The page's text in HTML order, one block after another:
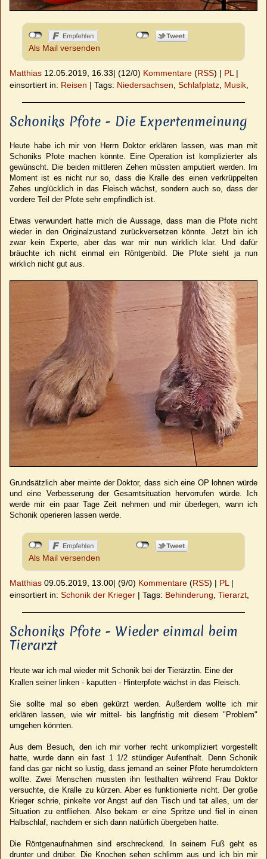
Als Mail versenden
Matthias 12.05.2019, 16.33| (12/0) Kommentare (RSS) | PL |
einsortiert in: Reisen | Tags: Niedersachsen Schlafplatz Musik
Schoniks Pfote - Die Expertenmeinung
Heute habe ich mir von Herrn Doktor erklären lassen, was man mit
Schoniks Pfote machen könnte. Eine Operation ist komplizierter als
gewünscht. Die beiden mittleren Zehen müssten amputiert werden. Im
Moment ist es nicht nur so, dass die Kralle des einen verkrüppelten
Zehes unglücklich in das Fleisch wächst, sondern auch so, dass der
vordere Teil der Pfote sehr empfindlich ist.
Etwas verwundert hatte mich die Aussage, dass man die Pfote nicht
wieder in den Originalzustand zurückversetzen könnte. Jetzt bin ich
zwar kein Experte, aber das war mir nun wirklich klar. Und dafür
bräuchte ich nicht einmal ein Röntgenbild. Die Pfote sieht ja nun
wirklich nicht gut aus.
Grundsätzlich aber meinte der Doktor, dass sich eine OP lohnen würde
und eine Verbesserung der Gesamtsituation hervorrufen würde. Ich
werde mir ein paar Tage Zeit nehmen und mir überlegen, wann ich
Schonik operieren lassen werde.
Als Mail versenden
Matthias 09.05.2019, 13.00| (9/0) Kommentare (RSS) | PL |
einsortiert in: Schonik der Krieger | Tags: Behinderung Tierarzt
Schoniks Pfote - Wieder einmal beim
Tierarzt
Heute war ich mal wieder mit Schonik bei der Tierärztin. Eine der
Krallen seiner linken - kaputten - Hinterpfote wächst in das Fleisch.
Sie sollte mal so eben gekürzt werden. Außerdem wollte ich mir
erklären lassen, wie wir mittel- bis langfristig mit diesem "Problem"
umgehen könnten.
Aus dem Besuch, den ich mir vorher recht unkompliziert vorgestellt
hatte, wurde dann ein fast 1 1/2 stündiger Aufenthalt. Denn Schonik
fand das gar nicht so lustig, dass jemand an seiner Pfote herumdoktern
wollte. Zwei Menschen mussten ihn festhalten während Frau Doktor
versuchte, die Kralle zu kürzen. Aber es funktionierte nicht. Der große
Krieger schrie, pinkelte vor Angst auf den Tisch und tat alles, um der
Situation zu entfliehen. Also bekam er eine Spritze und fiel in einen
Halbschlaf, nachdem er sich dann natürlich übergeben hatte.
Die Röntgenaufnahmen sind erschreckend. In seinem Fuß geht es
drunter und drüber. Die Knochen sehen schlimm aus und ich bin mir